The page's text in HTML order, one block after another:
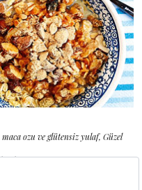
ozu ve glütensiz yulaf, Güzel